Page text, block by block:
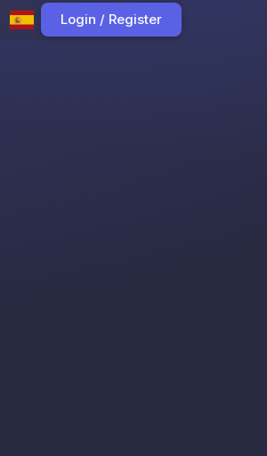
Login / Register